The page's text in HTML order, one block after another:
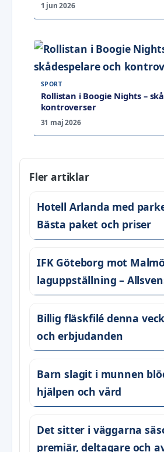
1 jun 2026
SPORT
Rollistan i Boogie Nights –
kontroverser
31 maj 2026
Fler artiklar
Hotell Arlanda med
Bästa paket och priser
IFK Göteborg mot
laguppställning –
Billig fläskfilé denna
och erbjudanden
Barn slagit i munnen
hjälpen och vård
Det sitter i väggarna
premiär, deltagare och